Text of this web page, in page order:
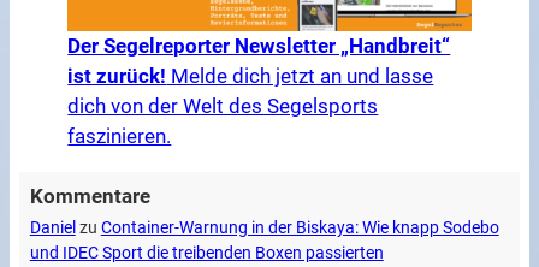
Der Segelreporter Newsletter „Handbreit“
ist zurück! Melde dich jetzt an und lasse
dich von der Welt des Segelsports
faszinieren.
Kommentare
Danielzu Container-Warnung in der Biskaya: Wie knapp Sodebo
und IDEC Sport die treibenden Boxen passierten